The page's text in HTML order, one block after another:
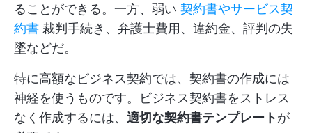
ることができる。一方、弱い 契約書やサービス契
約書 裁判手続き、弁護士費用、違約金、評判の失
墜などだ。
特に高額なビジネス契約では、契約書の作成には
神経を使うものです。ビジネス契約書をストレス
なく作成するには、 適切な契約書テンプレートが